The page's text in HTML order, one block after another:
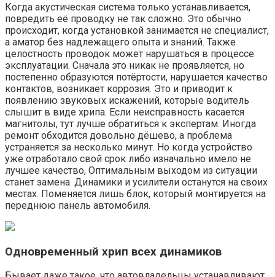
Когда акустическая система только устанавливается,
повредить её проводку не так сложно. Это обычно
происходит, когда установкой занимается не специалист,
а аматор без надлежащего опыта и знаний. Также
целостность проводок может нарушаться в процессе
эксплуатации. Сначала это никак не проявляется, но
постепенно образуются потёртости, нарушается качество
контактов, возникает коррозия. Это и приводит к
появлению звуковых искажений, которые водитель
слышит в виде хрипа. Если неисправность касается
магнитолы, тут лучше обратиться к экспертам. Иногда
ремонт обходится довольно дёшево, а проблема
устраняется за несколько минут. Но когда устройство
уже отработало свой срок либо изначально имело не
лучшее качество, Оптимальным выходом из ситуации
станет замена. Динамики и усилители останутся на своих
местах. Поменяется лишь блок, который монтируется на
переднюю панель автомобиля.
Одновременный хрип всех динамиков